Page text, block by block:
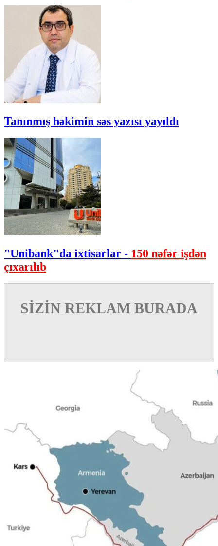
Tanınmış həkimin səs yazısı yayıldı
"Unibank"da ixtisarlar - 150 nəfər işdən
çıxarılıb
SİZİN REKLAM BURADA